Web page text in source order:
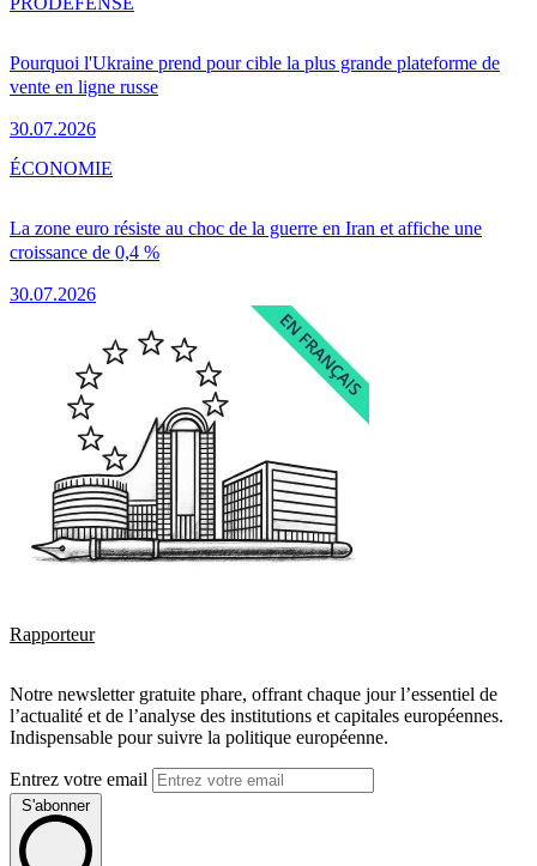
Pourquoi l'Ukraine prend pour cible la plus grande plateforme de
vente en ligne russe
30.07.2026
La zone euro résiste au choc de la guerre en Iran et affiche une
croissance de 0,4 %
30.07.2026
ÉCONOMIE
Rapporteur
Notre newsletter gratuite phare, offrant chaque jour l’essentiel de
l’actualité et de l’analyse des institutions et capitales européennes.
Indispensable pour suivre la politique européenne.
Entrez votre email
S'abonner